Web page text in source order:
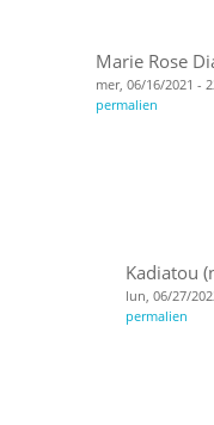
Marie Rose
mer, 06/16/2021 -
permalien
Kadiatou
lun, 06/27/
permalien